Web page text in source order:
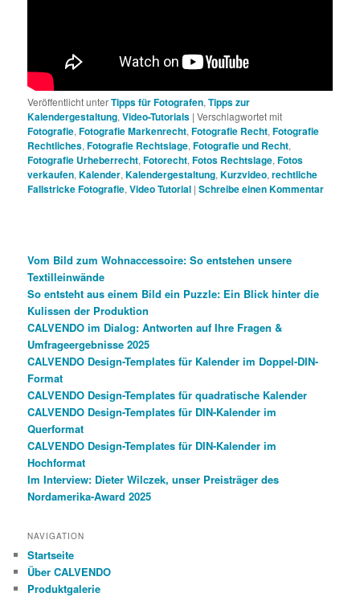
Veröffentlicht unterTipps für Fotografen,Tipps zur
Kalendergestaltung,Video-Tutorials |Verschlagwortet mit
Fotografie,Fotografie Markenrecht,Fotografie Recht,Fotografie
Rechtliches,Fotografie Rechtslage,Fotografie und Recht,
Fotografie Urheberrecht,Fotorecht,Fotos Rechtslage,Fotos
verkaufen,Kalender,Kalendergestaltung,Kurzvideo,rechtliche
Fallstricke Fotografie,Video Tutorial |Schreibe einen Kommentar
Vom Bild zum Wohnaccessoire: So entstehen unsere
Textilleinwände
So entsteht aus einem Bild ein Puzzle: Ein Blick hinter die
Kulissen der Produktion
CALVENDO im Dialog: Antworten auf Ihre Fragen &
Umfrageergebnisse 2025
CALVENDO Design-Templates für Kalender im Doppel-DIN-
Format
CALVENDO Design-Templates für quadratische Kalender
CALVENDO Design-Templates für DIN-Kalender im
Querformat
CALVENDO Design-Templates für DIN-Kalender im
Hochformat
Im Interview: Dieter Wilczek, unser Preisträger des
Nordamerika-Award 2025
NAVIGATION
Startseite
Über CALVENDO
Produktgalerie